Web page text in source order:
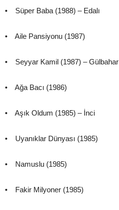
• Süper Baba (1988) – Edalı
• Aile Pansiyonu (1987)
• Seyyar Kamil (1987) – Gülbahar
• Ağa Bacı (1986)
• Aşık Oldum (1985) – İnci
• Uyanıklar Dünyası (1985)
• Namuslu (1985)
• Fakir Milyoner (1985)